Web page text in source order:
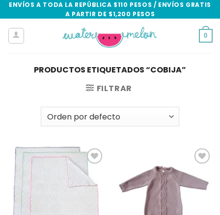
Skip
to
content
ENVÍOS A TODA LA REPÚBLICA $110 PESOS / ENVÍOS GRATIS
A PARTIR DE $1,200 PESOS
0
PRODUCTOS ETIQUETADOS “COBIJA”
FILTRAR
Add to
wishlist
wishlist